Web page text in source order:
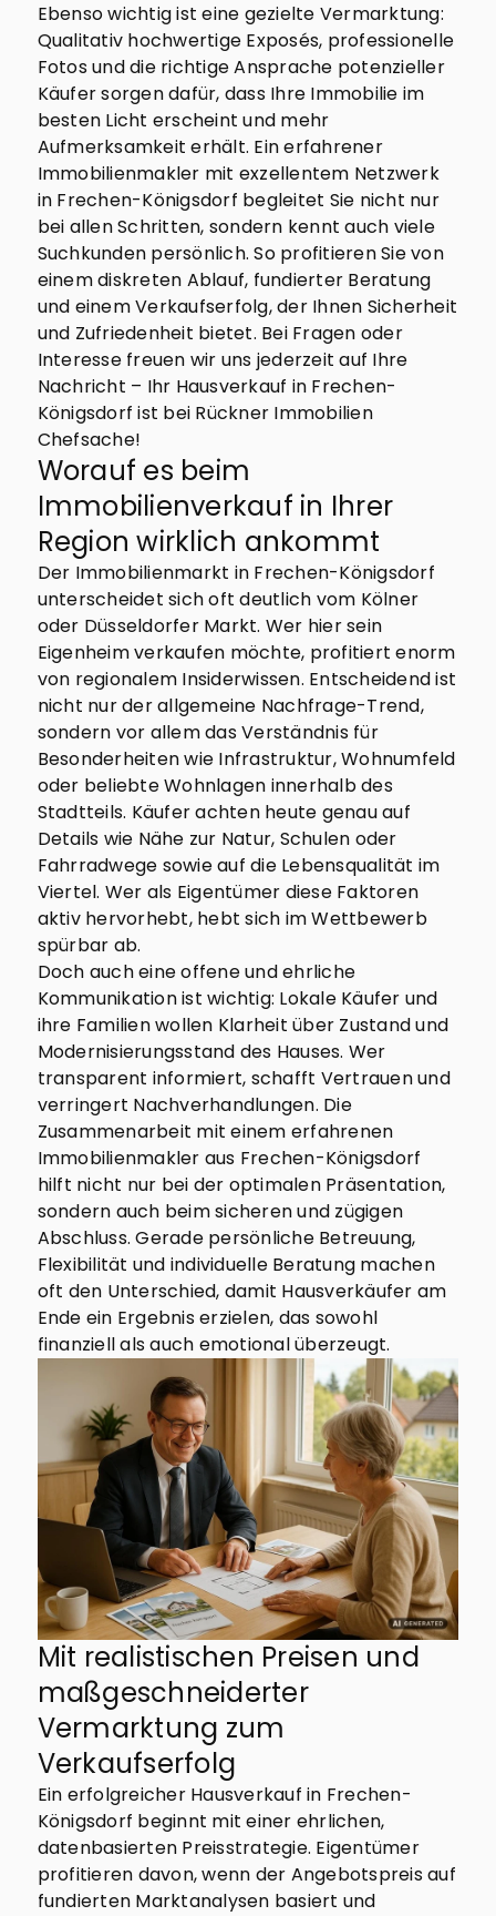
Ebenso wichtig ist eine gezielte Vermarktung:
Qualitativ hochwertige Exposés, professionelle
Fotos und die richtige Ansprache potenzieller
Käufer sorgen dafür, dass Ihre Immobilie im
besten Licht erscheint und mehr
Aufmerksamkeit erhält. Ein erfahrener
Immobilienmakler mit exzellentem Netzwerk
in Frechen-Königsdorf begleitet Sie nicht nur
bei allen Schritten, sondern kennt auch viele
Suchkunden persönlich. So profitieren Sie von
einem diskreten Ablauf, fundierter Beratung
und einem Verkaufserfolg, der Ihnen Sicherheit
und Zufriedenheit bietet. Bei Fragen oder
Interesse freuen wir uns jederzeit auf Ihre
Nachricht – Ihr Hausverkauf in Frechen-
Königsdorf ist bei Rückner Immobilien
Chefsache!
Worauf es beim
Immobilienverkauf in Ihrer
Region wirklich ankommt
Der Immobilienmarkt in Frechen-Königsdorf
unterscheidet sich oft deutlich vom Kölner
oder Düsseldorfer Markt. Wer hier sein
Eigenheim verkaufen möchte, profitiert enorm
von regionalem Insiderwissen. Entscheidend ist
nicht nur der allgemeine Nachfrage-Trend,
sondern vor allem das Verständnis für
Besonderheiten wie Infrastruktur, Wohnumfeld
oder beliebte Wohnlagen innerhalb des
Stadtteils. Käufer achten heute genau auf
Details wie Nähe zur Natur, Schulen oder
Fahrradwege sowie auf die Lebensqualität im
Viertel. Wer als Eigentümer diese Faktoren
aktiv hervorhebt, hebt sich im Wettbewerb
spürbar ab.
Doch auch eine offene und ehrliche
Kommunikation ist wichtig: Lokale Käufer und
ihre Familien wollen Klarheit über Zustand und
Modernisierungsstand des Hauses. Wer
transparent informiert, schafft Vertrauen und
verringert Nachverhandlungen. Die
Zusammenarbeit mit einem erfahrenen
Immobilienmakler aus Frechen-Königsdorf
hilft nicht nur bei der optimalen Präsentation,
sondern auch beim sicheren und zügigen
Abschluss. Gerade persönliche Betreuung,
Flexibilität und individuelle Beratung machen
oft den Unterschied, damit Hausverkäufer am
Ende ein Ergebnis erzielen, das sowohl
finanziell als auch emotional überzeugt.
Mit realistischen Preisen und
maßgeschneiderter
Vermarktung zum
Verkaufserfolg
Ein erfolgreicher Hausverkauf in Frechen-
Königsdorf beginnt mit einer ehrlichen,
datenbasierten Preisstrategie. Eigentümer
profitieren davon, wenn der Angebotspreis auf
fundierten Marktanalysen basiert und